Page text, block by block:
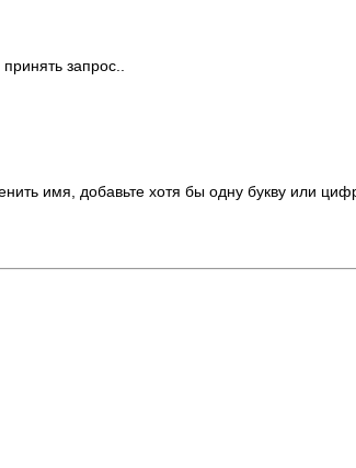
запрос..
имя, добавьте хотя бы одну букву или